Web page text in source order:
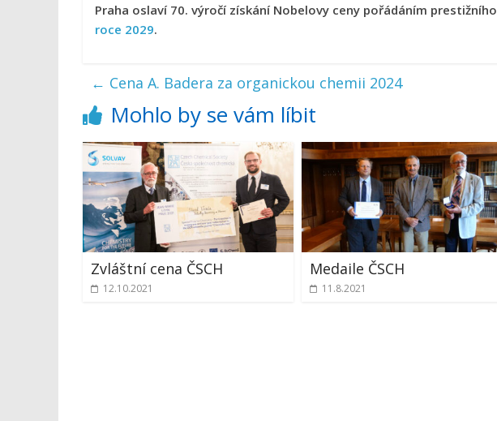
Praha oslaví 70. výročí získání Nobelovy ceny pořádáním prestižního
roce 2029.
← Cena A. Badera za organickou chemii 2024
Mohlo by se vám líbit
Zvláštní cena ČSCH
12.10.2021
Medaile ČSCH
11.8.2021